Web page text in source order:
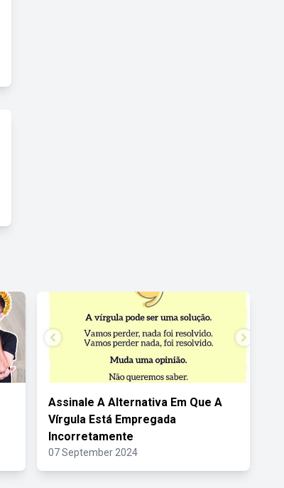
Assinale A Alternativa Em Que A
Vírgula Está Empregada
Incorretamente
07 September 2024